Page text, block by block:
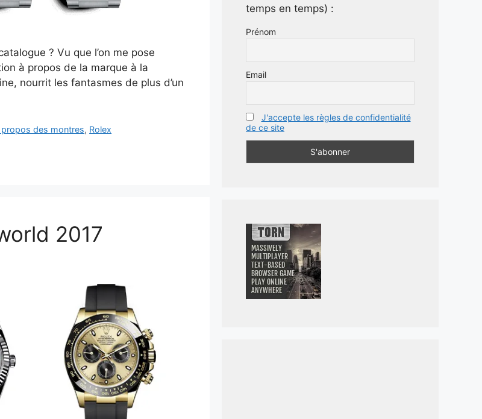
? Vu que l’on me pose
à propos de la marque à la
nourrit les fantasmes de plus d’un
des montres, Rolex
2017
temps en temps) :
Prénom
Email
J'accepte les règles de confidentialité
de ce site